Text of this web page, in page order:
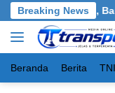
Langsung
ke
konten
Breaking News
Burneh,
Beranda Berita